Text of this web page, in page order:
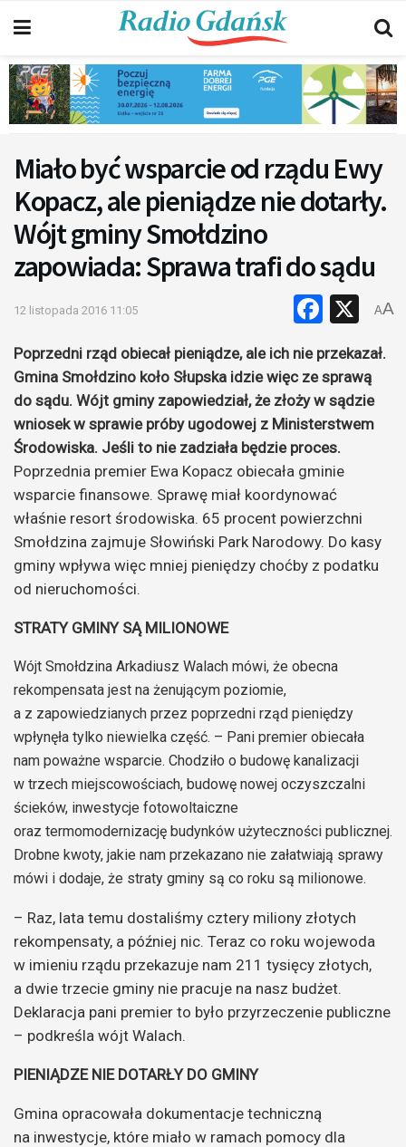
Miało być wsparcie od rządu Ewy
Kopacz, ale pieniądze nie dotarły.
Wójt gminy Smołdzino
zapowiada: Sprawa trafi do sądu
12 listopada 2016 11:05 X
AA
Poprzedni rząd obiecał pieniądze, ale ich nie przekazał.
Gmina Smołdzino koło Słupska idzie więc ze sprawą
do sądu. Wójt gminy zapowiedział, że złoży w sądzie
wniosek w sprawie próby ugodowej z Ministerstwem
Środowiska. Jeśli to nie zadziała będzie proces.
Poprzednia premier Ewa Kopacz obiecała gminie
wsparcie finansowe. Sprawę miał koordynować
właśnie resort środowiska. 65 procent powierzchni
Smołdzina zajmuje Słowiński Park Narodowy. Do kasy
gminy wpływa więc mniej pieniędzy choćby z podatku
od nieruchomości.
STRATY GMINY SĄ MILIONOWE
Wójt Smołdzina Arkadiusz Walach mówi, że obecna
rekompensata jest na żenującym poziomie,
a z zapowiedzianych przez poprzedni rząd pieniędzy
wpłynęła tylko niewielka część. – Pani premier obiecała
nam poważne wsparcie. Chodziło o budowę kanalizacji
w trzech miejscowościach, budowę nowej oczyszczalni
ścieków, inwestycje fotowoltaiczne
oraz termomodernizację budynków użyteczności publicznej.
Drobne kwoty, jakie nam przekazano nie załatwiają sprawy
mówi i dodaje, że straty gminy są co roku są milionowe.
– Raz, lata temu dostaliśmy cztery miliony złotych
rekompensaty, a później nic. Teraz co roku wojewoda
w imieniu rządu przekazuje nam 211 tysięcy złotych,
a dwie trzecie gminy nie pracuje na nasz budżet.
Deklaracja pani premier to było przyrzeczenie publiczne
– podkreśla wójt Walach.
PIENIĄDZE NIE DOTARŁY DO GMINY
Gmina opracowała dokumentacje techniczną
na inwestycje, które miało w ramach pomocy dla